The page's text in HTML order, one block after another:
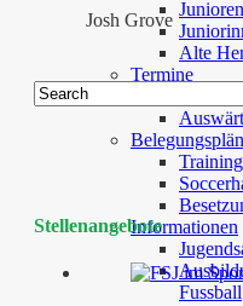
Junioren
Alte
Termine
Informationen
Fussball
Josh Grove
Stellenangebote